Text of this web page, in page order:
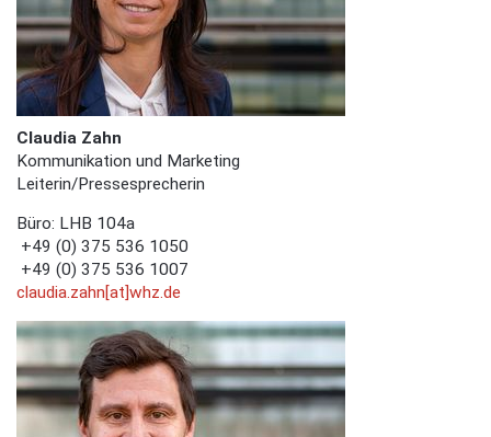
Claudia Zahn
Kommunikation und Marketing
Leiterin/Pressesprecherin
Büro: LHB 104a
+49 (0) 375 536 1050
+49 (0) 375 536 1007
claudia.zahn[at]whz.de